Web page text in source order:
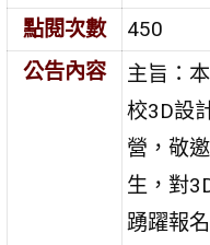
點閱次數
450
公告內容
主旨：
校3D設
營，敬
生，對
踴躍報